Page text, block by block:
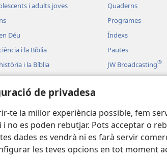
de privadesa
te la millor experiència possible, fem
no es poden rebutjar. Pots acceptar o
dades es vendrà ni es farà servir
les teves opcions en tot moment
i adults joves
Déu
i la Bíblia
i la Bíblia
Quaderns
Programes
Índexs
Pautes
JW Broadcasting®
Vídeos
Lectures
Copyright © 2026 Watch Tower Bible and